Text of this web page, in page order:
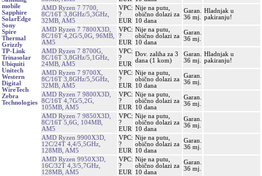
mobile
Sapphire
SolarEdge
Sony
Spire
Thermal
Grizzly
TP-Link
Trinasolar
Ubiquiti
Unitech
Western
Digital
WireTech
Zebra
Technologies
AMD Ryzen 7 7700,
8C/16T 3,8GHz/5,3GHz,
32MB, AM5
VPC:
?
EUR
Nije na putu,
obično dolazi za
10 dana
Garan.
36 mj.
Hladnjak u
pakiranju!
AMD Ryzen 7 7800X3D,
8C/16T 4,2G/5,0G, 96MB,
AM5
VPC:
?
EUR
Nije na putu,
obično dolazi za
10 dana
Garan.
36 mj.
AMD Ryzen 7 8700G,
8C/16T 3,8GHz/5,1GHz,
24MB, AM5
VPC:
?
EUR
Dov. zaliha za 3
dana (1 kom)
Garan.
36 mj.
Hladnjak u
pakiranju!
AMD Ryzen 7 9700X,
8C/16T 3,8GHz/5,5GHz,
32MB, AM5
VPC:
?
EUR
Nije na putu,
obično dolazi za
10 dana
Garan.
36 mj.
AMD Ryzen 7 9800X3D,
8C/16T 4,7G/5,2G,
105MB, AM5
VPC:
?
EUR
Nije na putu,
obično dolazi za
10 dana
Garan.
36 mj.
AMD Ryzen 7 9850X3D,
8C/16T 5,6G, 104MB,
AM5
VPC:
?
EUR
Nije na putu,
obično dolazi za
10 dana
Garan.
36 mj.
AMD Ryzen 9900X3D,
12C/24T 4,4/5,5GHz,
128MB, AM5
VPC:
?
EUR
Nije na putu,
obično dolazi za
10 dana
Garan.
36 mj.
AMD Ryzen 9950X3D,
16C/32T 4,3/5,7GHz,
128MB, AM5
VPC:
?
EUR
Nije na putu,
obično dolazi za
10 dana
Garan.
36 mj.